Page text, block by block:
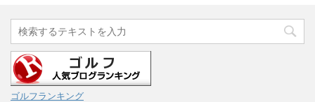
ゴルフランキング